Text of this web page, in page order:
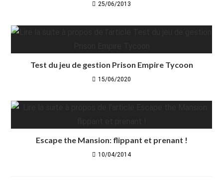
25/06/2013
Test du jeu de gestion Prison Empire Tycoon
15/06/2020
Escape the Mansion: flippant et prenant !
10/04/2014